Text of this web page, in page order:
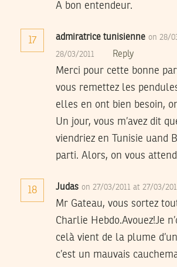
A bon entendeur.
17 admiratrice tunisienne on 28/
28/03/2011 Reply
Merci pour cette bonne
vous remettez les
elles en ont bien besoin,
Un jour, vous m’avez dit
viendriez en Tunisie uand
parti. Alors, on vous
18 Judas on 27/03/2011 at 27/03/
Mr Gateau, vous sortez
Charlie Hebdo.Avouez!Je
celà vient de la plume
c’est un mauvais